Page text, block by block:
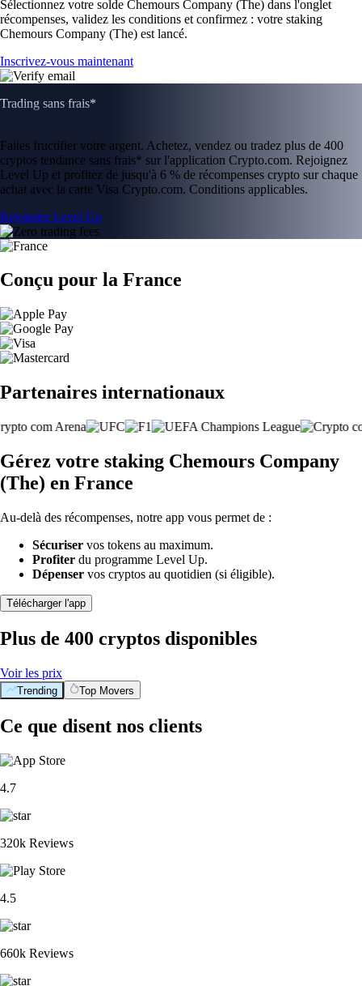
Sélectionnez votre solde Chemours Company (The) dans l'onglet
récompenses, validez les conditions et confirmez : votre staking
Chemours Company (The) est lancé.
Inscrivez-vous maintenant
Trading sans frais*
Faites fructifier votre argent. Achetez, vendez ou tradez plus de 400
cryptos tendance sans frais* sur l'application Crypto.com. Rejoignez
Level Up et profitez de jusqu'à 6 % de récompenses crypto sur chaque
achat avec la carte Visa Crypto.com. Conditions applicables.
Rejoindre Level Up
Conçu pour la France
Partenaires internationaux
Gérez votre staking Chemours Company
(The) en France
Au-delà des récompenses, notre app vous permet de :
Sécuriser vos tokens au maximum.
Profiter du programme Level Up.
Dépenser vos cryptos au quotidien (si éligible).
Télécharger l'app
Plus de 400 cryptos disponibles
Voir les prix
Trending Top Movers
Ce que disent nos clients
4.7
320k Reviews
4.5
660k Reviews